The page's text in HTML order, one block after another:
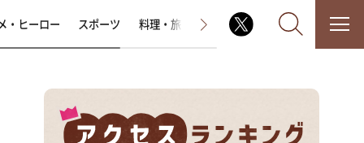
・ヒーロー スポーツ 料理・旅 ラジオ番組 その他